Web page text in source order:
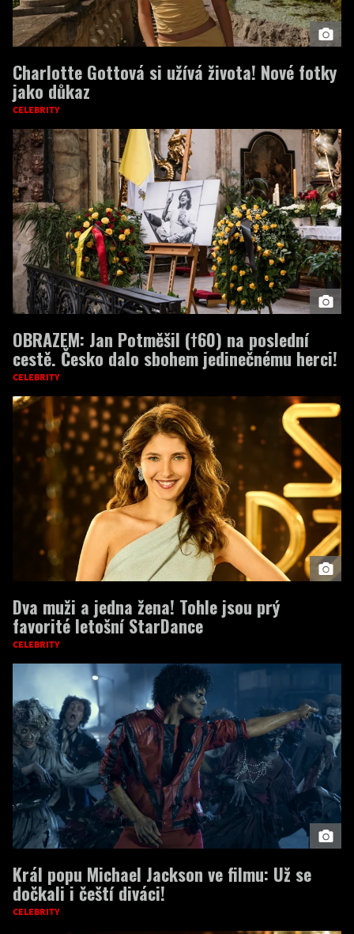
Charlotte Gottová si užívá života! Nové fotky
jako důkaz
CELEBRITY
OBRAZEM: Jan Potměšil (†60) na poslední
cestě. Česko dalo sbohem jedinečnému herci!
CELEBRITY
Dva muži a jedna žena! Tohle jsou prý
favorité letošní StarDance
CELEBRITY
Král popu Michael Jackson ve filmu: Už se
dočkali i čeští diváci!
CELEBRITY